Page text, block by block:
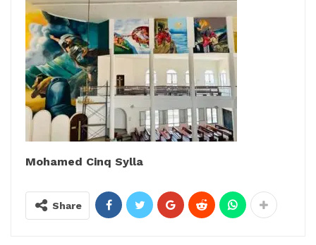
Mohamed Cinq Sylla
Share